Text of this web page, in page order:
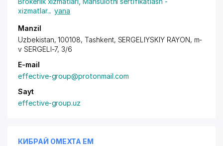
xizmatlar... yana
Manzil
Uzbekistan, 100108, Tashkent, SERGELIYSKIY RAYON, m-
v SERGELI-7, 3/6
E-mail
effective-group@protonmail.com
Sayt
effective-group.uz
КИБРАЙ ОМЕХТА ЕМ